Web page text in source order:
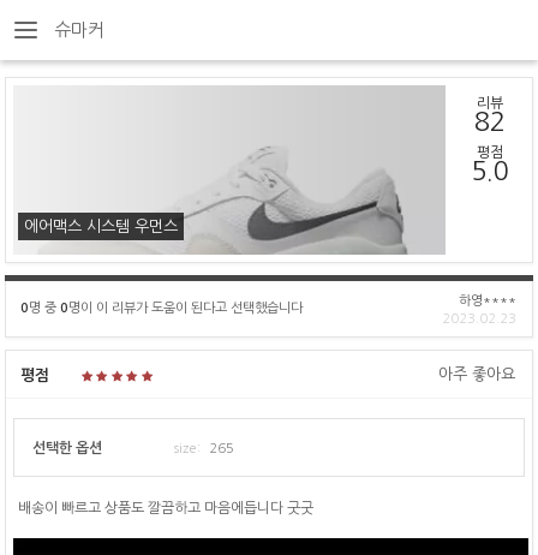
슈마커
에어맥스 시스템 우먼스
리뷰
82
평점
5.0
0명 중 0명이 이 리뷰가 도움이 된다고 선택했습니다
하영****
2023.02.23
평점 아주 좋아요
선택한 옵션 size: 265
배송이 빠르고 상품도 깔끔하고 마음에듭니다 굿굿